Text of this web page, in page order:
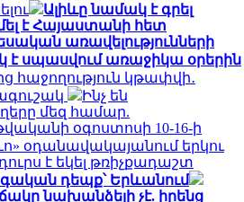
Ալիևը նամակ է գրել
է Հայաստանի հետ
առավելությունների
է սպասվում առաջիկա օրերին
հաջողություն կթափվի․
Ինչ են
մեզ համար.
օգոստոսի 10-16-ի
օդանավակայանում երկու
է եկել թռիչքադաշտ
դեպք՝ Երևանում
նախանձելի չէ. իրենց